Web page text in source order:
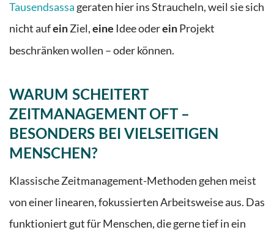
Tausendsassa geraten hier ins Straucheln, weil sie sich
nicht aufein Ziel, eine Idee oderein Projekt
beschränken wollen – oder können.
WARUM SCHEITERT
ZEITMANAGEMENT OFT –
BESONDERS BEI VIELSEITIGEN
MENSCHEN?
Klassische Zeitmanagement-Methoden gehen meist
von einer linearen, fokussierten Arbeitsweise aus. Das
funktioniert gut für Menschen, die gerne tief in ein